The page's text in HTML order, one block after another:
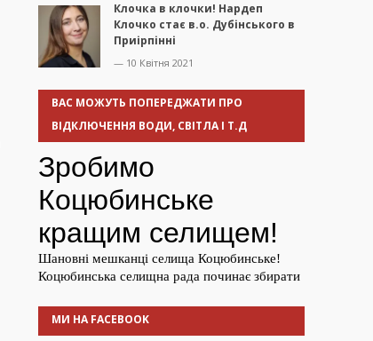
Клочка в клочки! Нардеп
Клочко стає в.о. Дубінського в
Приірпінні
— 10 Квітня 2021
ВАС МОЖУТЬ ПОПЕРЕДЖАТИ ПРО
ВІДКЛЮЧЕННЯ ВОДИ, СВІТЛА І Т.Д
МИ НА FACEBOOK